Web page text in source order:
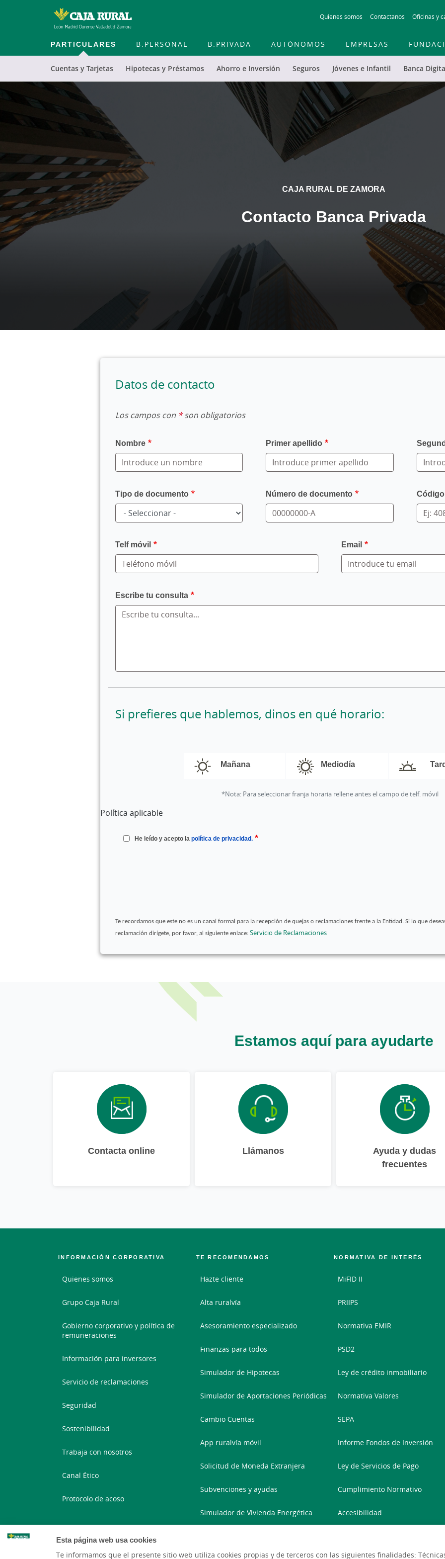
Esta página web usa cookies
Te informamos que el presente sitio web utiliza cookies propias y de terceros con las siguientes finalidades:
to
contentt
Quienes somos Contáctanos Oficinas y
PARTICULARES
Cuentas y Tarjetas Hipotecas y Préstamos Ahorro e Inversión Seguros Jóvenes e Infantil Banca
B.PERSONAL B.PRIVADA AUTÓNOMOS EMPRESAS
favor
CAJA RURAL DE ZAMORA
Contacto Banca Privada
Datos de contacto
Los campos con *son obligatorios
Nombre Primer apellido
Tipo de documento Número de documento
Telf móvil Email
Escribe tu consulta
Si prefieres que hablemos, dinos en qué horario:
Mañana Mediodía
*Nota: Para seleccionar franja horaria rellene antes el campo de telf. móvil
Política aplicable
He leído y acepto lapolítica de privacidad.
Te recordamos que este no es un canal formal para la recepción de quejas o reclamaciones frente a la Entidad. Si lo que
reclamación dirígete, por favor, al siguiente enlace: Servicio de Reclamaciones
Estamos aquí para ayudarte
Contacta online Llámanos
Ayuda y dudas
frecuentes
INFORMACIÓN CORPORATIVA
Quienes somos
Grupo Caja Rural
Gobierno corporativo y política de
remuneraciones
Información para inversores
Servicio de reclamaciones
Seguridad
Sostenibilidad
Trabaja con nosotros
Canal Ético
Protocolo de acoso
TE RECOMENDAMOS
Hazte cliente
Alta ruralvía
Asesoramiento especializado
Finanzas para todos
Simulador de Hipotecas
Simulador de Aportaciones Periódicas
Cambio Cuentas
App ruralvía móvil
Solicitud de Moneda Extranjera
Subvenciones y ayudas
Simulador de Vivienda Energética
NORMATIVA DE INTERÉS
MiFID II
PRIIPS
Normativa EMIR
PSD2
Ley de crédito inmobiliario
Normativa Valores
SEPA
Informe Fondos de Inversión
Ley de Servicios de Pago
Cumplimiento Normativo
Accesibilidad